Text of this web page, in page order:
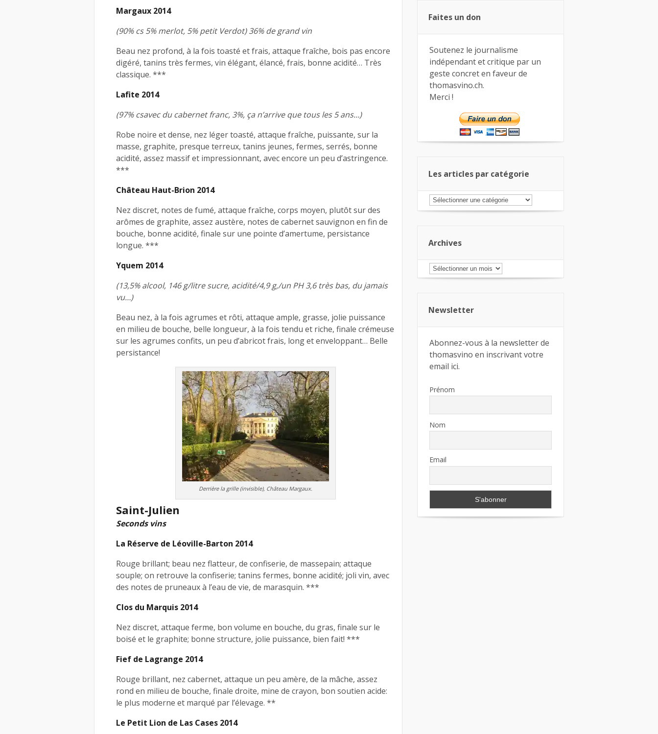
Margaux 2014
(90% cs 5% merlot, 5% petit Verdot) 36% de grand vin
Beau nez profond, à la fois toasté et frais, attaque fraîche, bois pas encore
digéré, tanins très fermes, vin élégant, élancé, frais, bonne acidité… Très
classique. ***
Lafite 2014
(97% csavec du cabernet franc, 3%, ça n’arrive que tous les 5 ans…)
Robe noire et dense, nez léger toasté, attaque fraîche, puissante, sur la
masse, graphite, presque terreux, tanins jeunes, fermes, serrés, bonne
acidité, assez massif et impressionnant, avec encore un peu d’astringence.
***
Château Haut-Brion 2014
Nez discret, notes de fumé, attaque fraîche, corps moyen, plutôt sur des
arômes de graphite, assez austère, notes de cabernet sauvignon en fin de
bouche, bonne acidité, finale sur une pointe d’amertume, persistance
longue. ***
Yquem 2014
(13,5% alcool, 146 g/litre sucre, acidité/4,9 g,/un PH 3,6 très bas, du jamais
vu…)
Beau nez, à la fois agrumes et rôti, attaque ample, grasse, jolie puissance
en milieu de bouche, belle longueur, à la fois tendu et riche, finale crémeuse
sur les agrumes confits, un peu d’abricot frais, long et enveloppant… Belle
persistance!
Derrière la grille (invisible), Château Margaux.
Saint-Julien
Seconds vins
La Réserve de Léoville-Barton 2014
Rouge brillant; beau nez flatteur, de confiserie, de massepain; attaque
souple; on retrouve la confiserie; tanins fermes, bonne acidité; joli vin, avec
des notes de pruneaux à l’eau de vie, de marasquin. ***
Clos du Marquis 2014
Nez discret, attaque ferme, bon volume en bouche, du gras, finale sur le
boisé et le graphite; bonne structure, jolie puissance, bien fait! ***
Fief de Lagrange 2014
Rouge brillant, nez cabernet, attaque un peu amère, de la mâche, assez
rond en milieu de bouche, finale droite, mine de crayon, bon soutien acide:
le plus moderne et marqué par l’élevage. **
Le Petit Lion de Las Cases 2014
Faites un don
Soutenez le journalisme
indépendant et critique par un
geste concret en faveur de
thomasvino.ch.
Merci !
Les articles par catégorie
Les
articles
Archives
Archives
Newsletter
Abonnez-vous à la newsletter de
thomasvino en inscrivant votre
email ici.
Prénom
Nom
Email